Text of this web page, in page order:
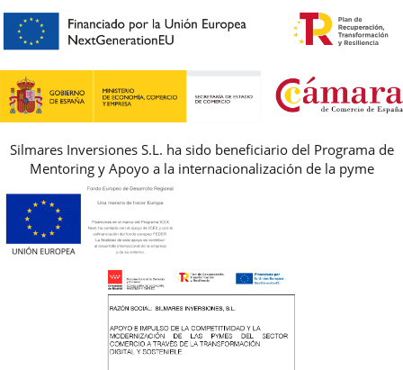
AVISO LEGAL, PRIVACIDAD Y COOKIES
REBAJAS
PREGUNTAS FRECUENTES
Silmares Inversiones S.L. ha sido beneficiario del Programa de
Mentoring y Apoyo a la internacionalización de la pyme